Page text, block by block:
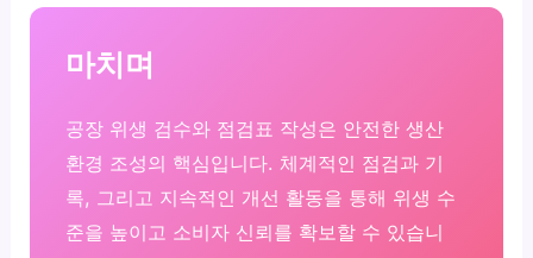
마치며
공장 위생 검수와 점검표 작성은 안전한 생산
환경 조성의 핵심입니다. 체계적인 점검과 기
록, 그리고 지속적인 개선 활동을 통해 위생 수
준을 높이고 소비자 신뢰를 확보할 수 있습니